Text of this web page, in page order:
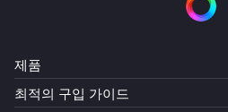
제품
최적의 구입 가이드